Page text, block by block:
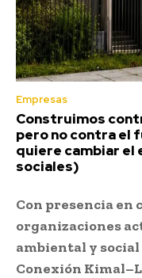
Empresas
Construimos
pero no contra el
quiere cambiar el
sociales)
Con presencia en
organizaciones
ambiental y
Conexión